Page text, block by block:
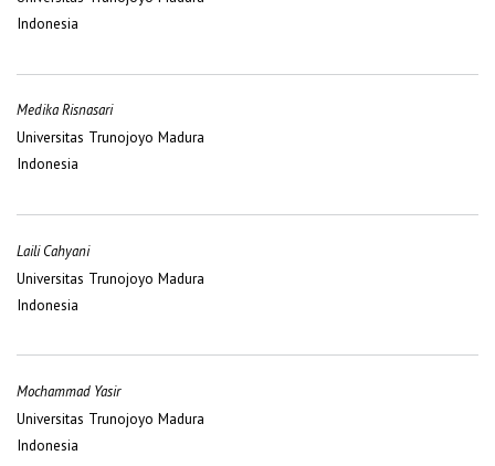
Indonesia
Medika Risnasari
Universitas Trunojoyo Madura
Indonesia
Laili Cahyani
Universitas Trunojoyo Madura
Indonesia
Mochammad Yasir
Universitas Trunojoyo Madura
Indonesia